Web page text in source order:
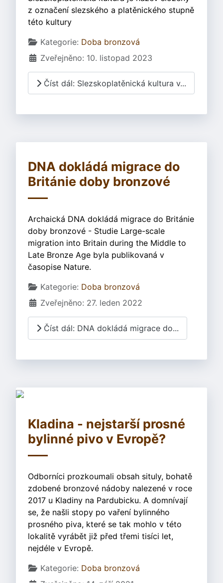
z označení slezského a platěnického stupně
této kultury
Základní údaje
Kategorie: Doba bronzová
Zveřejněno: 10. listopad 2023
Číst dál: Slezskoplatěnická kultura v...
DNA dokládá migrace do
Británie doby bronzové
Archaická DNA dokládá migrace do Británie
doby bronzové - Studie Large-scale
migration into Britain during the Middle to
Late Bronze Age byla publikovaná v
časopise Nature.
Základní údaje
Kategorie: Doba bronzová
Zveřejněno: 27. leden 2022
Číst dál: DNA dokládá migrace do...
Kladina - nejstarší prosné
bylinné pivo v Evropě?
Odborníci prozkoumali obsah situly, bohatě
zdobené bronzové nádoby nalezené v roce
2017 u Kladiny na Pardubicku. A domnívají
se, že našli stopy po vaření bylinného
prosného piva, které se tak mohlo v této
lokalitě vyrábět již před třemi tisíci let,
nejdéle v Evropě.
Základní údaje
Kategorie: Doba bronzová